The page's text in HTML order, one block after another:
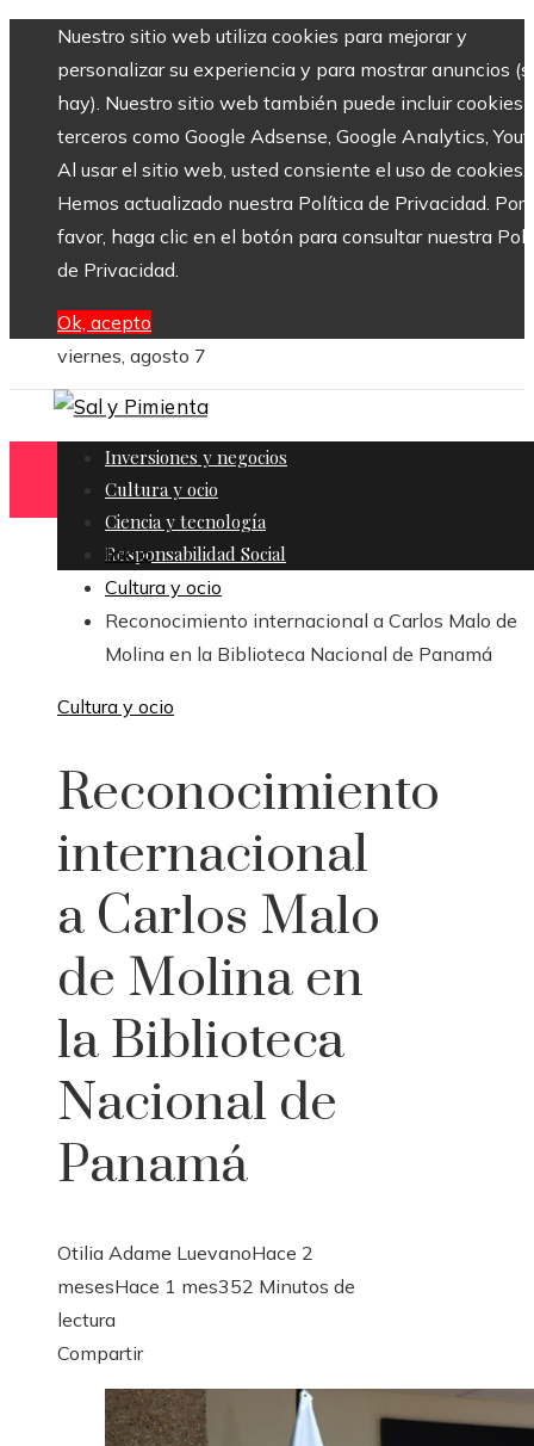
Nuestro sitio web utiliza cookies para mejorar y
personalizar su experiencia y para mostrar anuncios
hay). Nuestro sitio web también puede incluir cookies
terceros como Google Adsense, Google Analytics,
Al usar el sitio web, usted consiente el uso de cookies.
Hemos actualizado nuestra Política de Privacidad. Por
favor, haga clic en el botón para consultar nuestra
de Privacidad.
Ok, acepto
viernes, agosto 7
Inversiones y negocios
Cultura y ocio
Ciencia y tecnología
Responsabilidad Social
Inicio
Cultura y ocio
Reconocimiento internacional a Carlos Malo de
Molina en la Biblioteca Nacional de Panamá
Cultura y ocio
Reconocimiento
internacional
a Carlos Malo
de Molina en
la Biblioteca
Nacional de
Panamá
Otilia Adame LuevanoHace 2
mesesHace 1 mes352 Minutos de
lectura
Facebook
Twitter
LinkedIn
Pinterest
Stumbleupon
Email
Compartir